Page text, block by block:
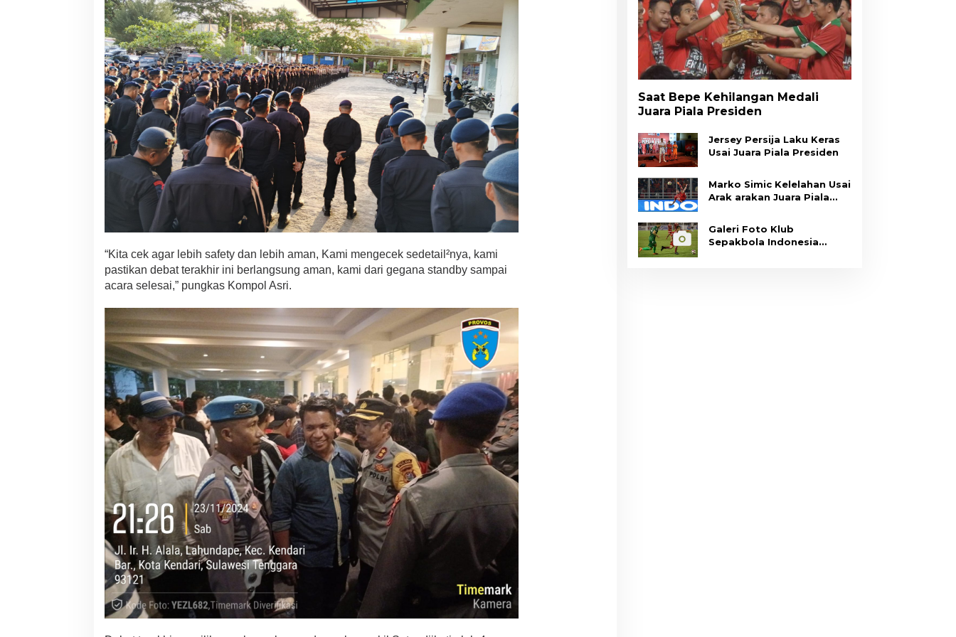
“Kita cek agar lebih safety dan lebih aman, Kami mengecek sedetail²nya, kami
pastikan debat terakhir ini berlangsung aman, kami dari gegana standby sampai
acara selesai,” pungkas Kompol Asri.
Saat Bepe Kehilangan Medali
Juara Piala Presiden
Jersey Persija Laku Keras
Usai Juara Piala Presiden
Marko Simic Kelelahan Usai
Arak arakan Juara Piala
Galeri Foto Klub
Sepakbola Indonesia